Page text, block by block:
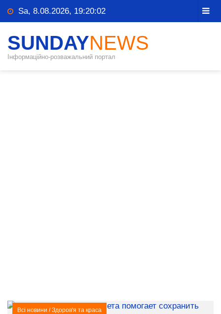
Sa, 8.08.2026, 19:20:02
SUNDAYNEWS
Інформаційно-розважальний портал
Всі новини /Здоров'я та краса